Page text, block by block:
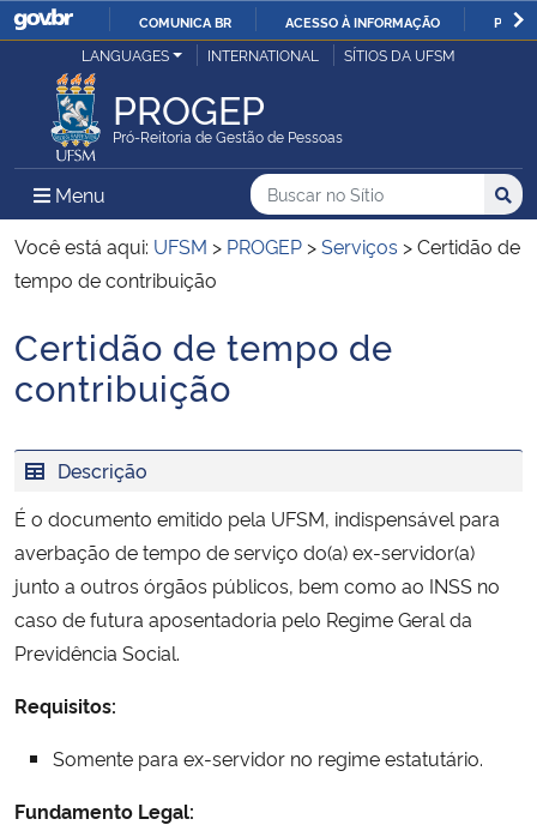
IR
COMUNICA BR ACESSO À INFORMAÇÃO
Ministério da Justiça e Segurança Pública
Ministério da Defesa
Ministério das Relações Exteriores
Ministério da Infraestrutura
Ministério da Cidadania
Ministério da Saúde
Ministério da Ciência, Tecnologia, Inovações e Comunicações
Ministério do Meio Ambiente
LANGUAGES INTERNATIONAL SÍTIOS DA UFSM
PROGEP
Pró-Reitoria de Gestão de Pessoas
Menu Menu Principal do Sítio
Busca
Buscar no no Sítio
Busca:
Você está aqui: UFSM > PROGEP >Serviços >Certidão de
tempo de contribuição
Início do conteúdo
Certidão de tempo de
contribuição
Descrição
É o documento emitido pela UFSM, indispensável para
averbação de tempo de serviço do(a) ex-servidor(a)
junto a outros órgãos públicos, bem como ao INSS no
caso de futura aposentadoria pelo Regime Geral da
Previdência Social.
Requisitos:
Somente para ex-servidor no regime estatutário.
Fundamento Legal: